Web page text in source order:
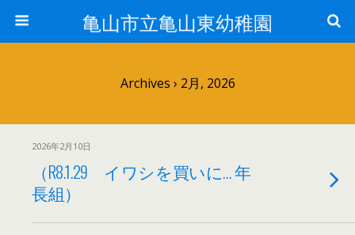
亀山市立亀山東幼稚園
Archives › 2月, 2026
2026年2月10日
（R8.1.29 イワシを買いに… 年
長組）